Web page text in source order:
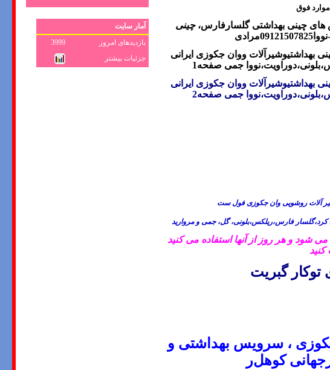
فوق
چینی بهداشتی گلسارفارس، چینی
09121507825مرادی
بهداشتیوشیرآلات ووان جکوزی ایرانی
جمی صفحه1
بهداشتیوشیرآلات ووان جکوزی ایرانی
جمی صفحه2
آلات روشویی وان جکوزی فول ست
فارس،ریلکس،بلونی، گل، جمی و مروارید
شود و هر روز از آنها استفاده می کنید
توکار گبریت
، سرویس بهداشتی و
کوهلر
آمار سایت
بازدیدهای امروز
3999
جزئیات بیشتر